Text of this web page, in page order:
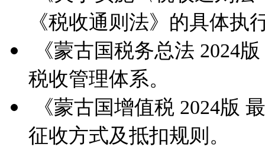
《税收通则法》的具体执
《蒙古国税务总法 2024
税收管理体系。
《蒙古国增值税 2024版
征收方式及抵扣规则。